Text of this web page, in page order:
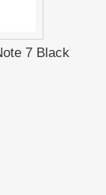
7 Black